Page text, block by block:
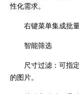
性化需求。
右键菜单集成批
智能筛选
尺寸过滤：可指
的图片。